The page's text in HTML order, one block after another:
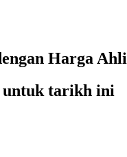
Harga Ahli
untuk tarikh ini